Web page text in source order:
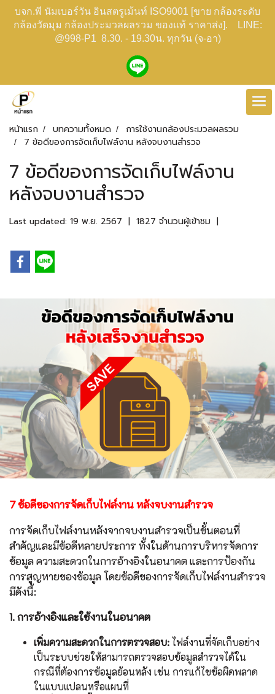
บจก.พี นัมเบอร์วัน อินสตรูเม้นท์ ISO9001 [ขาย กล้องระดับ
กล้องวัดมุม กล้องประมวลผลรวม ของแท้ ราคาส่ง]. LINE:
@998-P1 8.30. - 19.30น. ทุกวัน (จ-อา)
หน้าแรก บทความทั้งหมด
การใช้งานกล้องประมวลผลรวม
7 ข้อดีของการจัดเก็บไฟล์งาน หลังจบงานสำรวจ
7 ข้อดีของการจัดเก็บไฟล์งาน
หลังจบงานสำรวจ
Last updated: 19 พ.ย. 2567 | 1827 จำนวนผู้เข้าชม |
7 ข้อดีของการจัดเก็บไฟล์งาน หลังจบงานสำรวจ
การจัดเก็บไฟล์งานหลังจากจบงานสำรวจเป็นขั้นตอนที่
สำคัญและมีข้อดีหลายประการ ทั้งในด้านการบริหารจัดการ
ข้อมูล ความสะดวกในการอ้างอิงในอนาคต และการป้องกัน
การสูญหายของข้อมูล โดยข้อดีของการจัดเก็บไฟล์งานสำรวจ
มีดังนี้:
1. การอ้างอิงและใช้งานในอนาคต
เพิ่มความสะดวกในการตรวจสอบ: ไฟล์งานที่จัดเก็บอย่าง
เป็นระบบช่วยให้สามารถตรวจสอบข้อมูลสำรวจได้ใน
กรณีที่ต้องการข้อมูลย้อนหลัง เช่น การแก้ไขข้อผิดพลาด
ในแบบแปลนหรือแผนที่